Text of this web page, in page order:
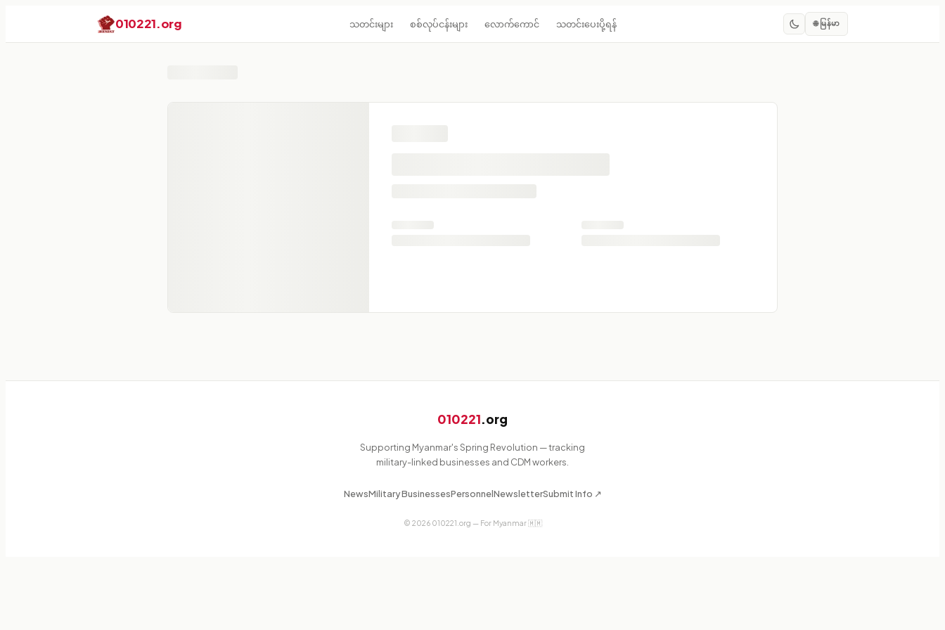
010221.org သတင်းများ စစ်လုပ်ငန်းများ လောက်ကောင် သတင်းပေးပို့ရန် 🌐 မြန်မာ
010221.org
Supporting Myanmar's Spring Revolution — tracking
military-linked businesses and CDM workers.
NewsMilitary BusinessesPersonnelNewsletterSubmit Info ↗
© 2026010221.org — For Myanmar 🇲🇲